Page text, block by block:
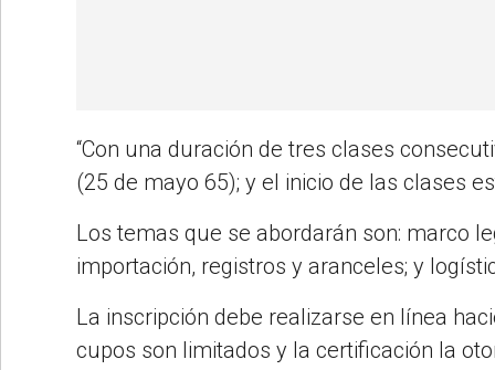
“Con una duración de tres clases
(25 de mayo 65); y el inicio de las clases
Los temas que se abordarán son: marco
importación, registros y aranceles; y
La inscripción debe realizarse en línea
cupos son limitados y la certificación la